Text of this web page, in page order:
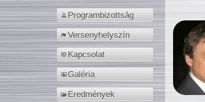
Programbizottság
Versenyhelyszín
Kapcsolat
Galéria
Eredmények